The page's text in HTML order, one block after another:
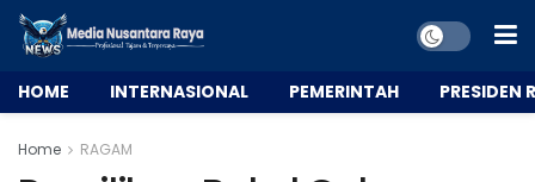
HOME INTERNASIONAL PEMERINTAH PRESIDEN
Home RAGAM